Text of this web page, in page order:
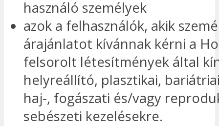
használó személyek
azok a felhasználók, akik
árajánlatot kívánnak kérni a
felsorolt létesítmények által
helyreállító, plasztikai,
haj-, fogászati és/vagy
sebészeti kezelésekre.